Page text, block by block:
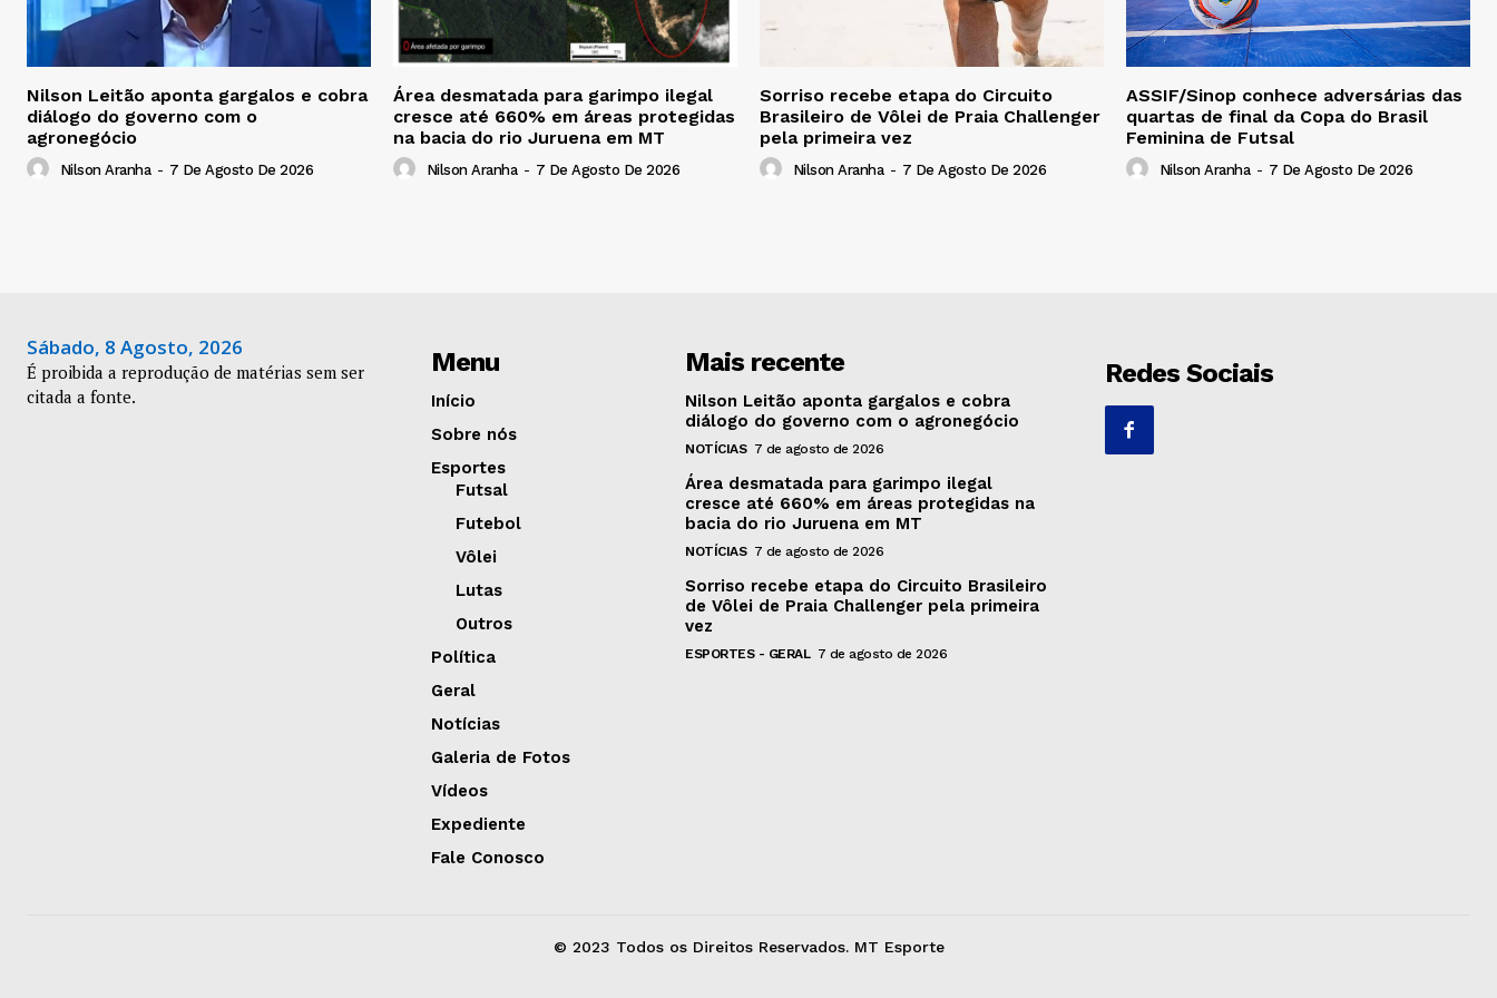
Nilson Leitão aponta gargalos e cobra
diálogo do governo com o
agronegócio
Nilson Aranha - 7 De Agosto De 2026
Área desmatada para garimpo ilegal
cresce até 660% em áreas protegidas
na bacia do rio Juruena em MT
Nilson Aranha - 7 De Agosto De 2026
Sorriso recebe etapa do Circuito
Brasileiro de Vôlei de Praia Challenger
pela primeira vez
Nilson Aranha - 7 De Agosto De 2026
ASSIF/Sinop conhece adversárias das
quartas de final da Copa do Brasil
Feminina de Futsal
Nilson Aranha - 7 De Agosto De 2026
Sábado, 8 Agosto, 2026
É proibida a reprodução de matérias sem ser
citada a fonte.
Menu
Início
Sobre nós
Esportes
Futsal
Futebol
Vôlei
Lutas
Outros
Política
Geral
Notícias
Galeria de Fotos
Vídeos
Expediente
Fale Conosco
Mais recente
Nilson Leitão aponta gargalos e cobra
diálogo do governo com o agronegócio
NOTÍCIAS 7 de agosto de 2026
Área desmatada para garimpo ilegal
cresce até 660% em áreas protegidas na
bacia do rio Juruena em MT
NOTÍCIAS 7 de agosto de 2026
Sorriso recebe etapa do Circuito Brasileiro
de Vôlei de Praia Challenger pela primeira
vez
ESPORTES - GERAL 7 de agosto de 2026
Redes Sociais
© 2023 Todos os Direitos Reservados. MT Esporte